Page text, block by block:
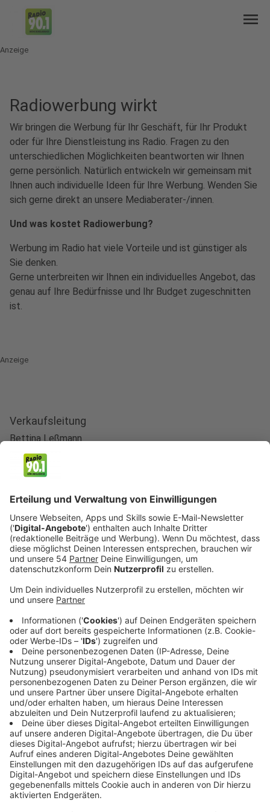
menu
Anzeige
Radiowerbung wirkt
Wir bringen die Werbung für Ihr Geschäft, für Ihr Produkt
oder für Ihre Dienstleistung ins Radio. Fragen zu den
unterschiedlichen Möglichkeiten beantworten wir Ihnen
gerne persönlich. Natürlich entwickeln wir gemeinsam mit
Ihnen auch individuelle Ideen für Ihre Werbung. Wenden Sie
sich gerne direkt an unsere Mediaberater-/innen.
Und was kostet Radiowerbung?
Werbung im Radio hat viele Vorteile und ist günstiger als
Sie denken.
Gerne unterbreiten wir Ihnen ein individuelles Angebot, das
genau auf Ihre Bedürfnisse und Ihr Budget zugeschnitten
ist.
Anzeige
Verkaufsleitung
Bettina Leßmann
Leitung Vertrieb
Telefon 02161 / 901 90 40
Anzeige
Das limitierte 90,1 Abschlagspaket
Aktionen|Plakate wirken – das sehen Sie gerade selbst.
Bringen Sie Ihre Werbebotschaft jetzt zusätzlich dorthin,
wo Ihre Kunden im Auto oder bei der Arbeit sitzen: direkt
ins laufende Programm von Radio 90.1. Für Entscheider aus
Mönchengladbach und Umgebung haben wir ein exklusives
und limitiertes Kennenlern-Paket geschnürt.
Wie viele Menschen hören uns?
Radiowerbung| Unser Sender zählt zu den Top-Sendern in
Nordrhein Westfalen. Im Durchschnitt erreichen Sie mit uns
100.000 Menschen am Tag! Durch unsere Media-Analyse
können wir Ihnen sogar sagen, wie viele Menschen uns in
einer Stunde eingeschaltet haben.Uhrzeit Hörer06.00 -
07.00 15.60807.00 - 08.00 31.91208.
Digitale Werbemöglichkeiten beim lokalen